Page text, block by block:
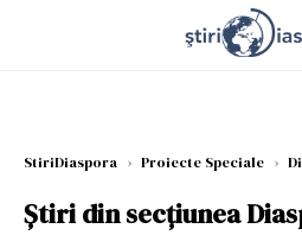
StiriDiaspora › Proiecte Speciale ›
Știri din secțiunea